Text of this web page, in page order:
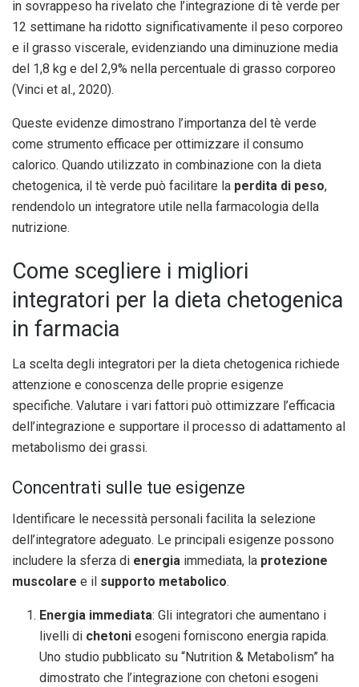
in sovrappeso ha rivelato che l’integrazione di tè verde per
12 settimane ha ridotto significativamente il peso corporeo
e il grasso viscerale, evidenziando una diminuzione media
del 1,8 kg e del 2,9% nella percentuale di grasso corporeo
(Vinci et al., 2020).
Queste evidenze dimostrano l’importanza del tè verde
come strumento efficace per ottimizzare il consumo
calorico. Quando utilizzato in combinazione con la dieta
chetogenica, il tè verde può facilitare la perdita di peso,
rendendolo un integratore utile nella farmacologia della
nutrizione.
Come scegliere i migliori
integratori per la dieta chetogenica
in farmacia
La scelta degli integratori per la dieta chetogenica richiede
attenzione e conoscenza delle proprie esigenze
specifiche. Valutare i vari fattori può ottimizzare l’efficacia
dell’integrazione e supportare il processo di adattamento al
metabolismo dei grassi.
Concentrati sulle tue esigenze
Identificare le necessità personali facilita la selezione
dell’integratore adeguato. Le principali esigenze possono
includere la sferza di energia immediata, la protezione
muscolare e il supporto metabolico.
Energia immediata: Gli integratori che aumentano i
livelli di chetoni esogeni forniscono energia rapida.
Uno studio pubblicato su “Nutrition & Metabolism” ha
dimostrato che l’integrazione con chetoni esogeni